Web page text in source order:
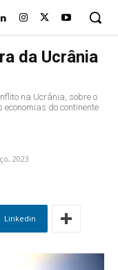
da Ucrânia
na Ucrânia, sobre o
do continente
2023
Linkedin